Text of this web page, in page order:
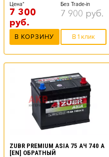
Цена*
7 300
руб.
Без Trade-in
7 900 руб.
В КОРЗИНУ В 1 клик
ZUBR PREMIUM ASIA 75 АЧ 740 А
[EN] ОБРАТНЫЙ